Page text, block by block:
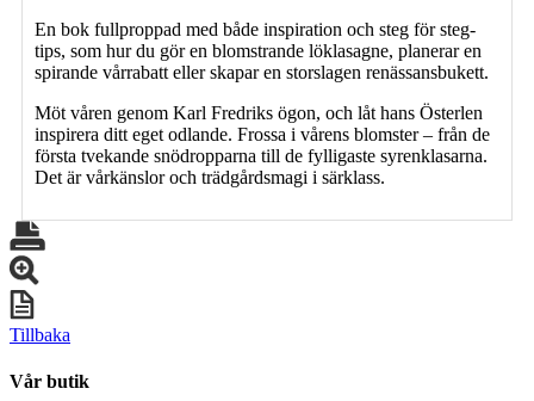
En bok fullproppad med både inspiration och steg för steg-
tips, som hur du gör en blomstrande löklasagne, planerar en
spirande vårrabatt eller skapar en storslagen renässansbukett.
Möt våren genom Karl Fredriks ögon, och låt hans Österlen
inspirera ditt eget odlande. Frossa i vårens blomster – från de
första tvekande snödropparna till de fylligaste syrenklasarna.
Det är vårkänslor och trädgårdsmagi i särklass.
Tillbaka
Vår butik